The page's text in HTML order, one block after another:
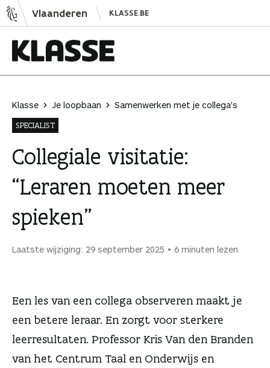
N
a
Vlaanderen KLASSE.BE
a
s
s
e
Klasse Je loopbaan
Samenwerken met je collega's
SPECIALIST
Collegiale visitatie:
“Leraren moeten meer
spieken”
Laatste wijziging: 29 september 2025 6 minuten lezen
Een les van een collega observeren maakt je
een betere leraar. En zorgt voor sterkere
leerresultaten. Professor Kris Van den Branden
van het Centrum Taal en Onderwijs en